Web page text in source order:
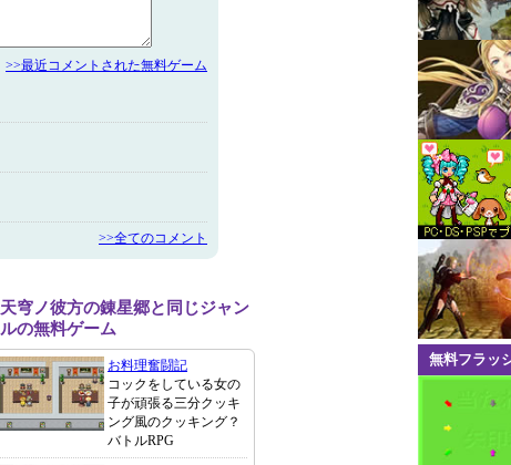
>>最近コメントされた無料ゲーム
>>全てのコメント
天穹ノ彼方の錬星郷と同じジャン
ルの無料ゲーム
お料理奮闘記
コックをしている女の
子が頑張る三分クッキ
ング風のクッキング？
バトルRPG
無料フラッ